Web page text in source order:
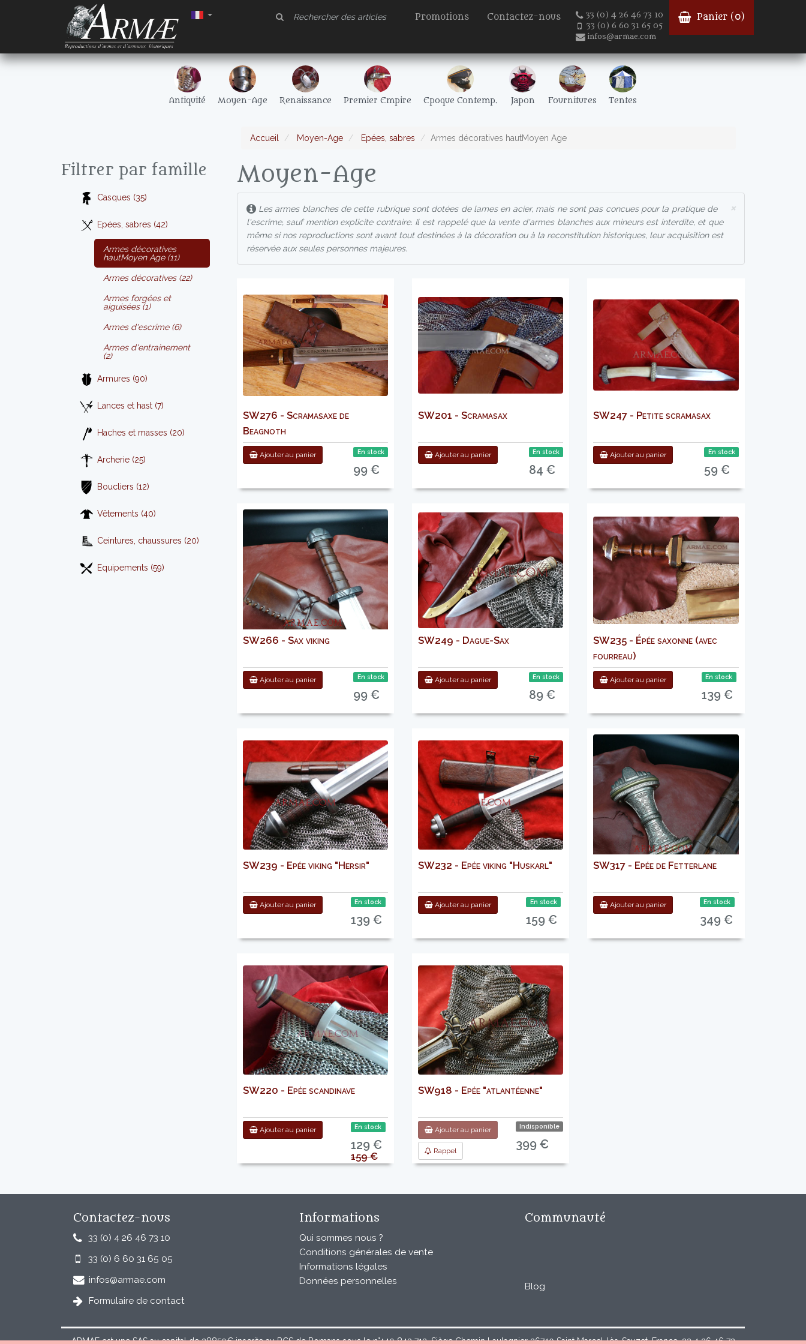
Promotions Contactez-nous
33 (0) 4 26 46 73 10
33 (0) 6 60 31 65 05
infos@armae.com
Panier ( 0)
Antiquité Moyen-Age Renaissance Premier Empire Epoque Contemp. Japon Fournitures Tentes
Accueil Moyen-Age Epées, sabres Armes décoratives hautMoyen Age
Filtrer par famille
Casques (35)
Epées, sabres (42)
Armes décoratives
hautMoyen Age (11)
Armes décoratives (22)
Armes forgées et
aiguisées (1)
Armes d'escrime (6)
Armes d'entrainement
(2)
Armures (90)
Lances et hast (7)
Haches et masses (20)
Archerie (25)
Boucliers (12)
Vêtements (40)
Ceintures, chaussures (20)
Equipements (59)
Moyen-Age
×
Les armes blanches de cette rubrique sont dotées de lames en acier, mais ne sont pas concues pour la pratique de
l'escrime, sauf mention explicite contraire. Il est rappelé que la vente d'armes blanches aux mineurs est interdite, et que
même si nos reproductions sont avant tout destinées à la décoration ou à la reconstitution historiques, leur acquisition est
réservée aux seules personnes majeures.
SW276 - Scramasaxe de
Beagnoth
Ajouter au panier En stock
99 €
SW201 - Scramasax
Ajouter au panier En stock
84 €
SW247 - Petite scramasax
Ajouter au panier En stock
59 €
SW266 - Sax viking
Ajouter au panier En stock
99 €
SW249 - Dague-Sax
Ajouter au panier En stock
89 €
SW235 - Épée saxonne (avec
fourreau)
Ajouter au panier En stock
139 €
SW239 - Epée viking "Hersir"
Ajouter au panier En stock
139 €
SW232 - Epée viking "Huskarl"
Ajouter au panier En stock
159 €
SW317 - Epée de Fetterlane
Ajouter au panier En stock
349 €
SW220 - Epée scandinave
Ajouter au panier En stock
129 €
159 €
SW918 - Epée "atlantéenne"
Ajouter au panier
Rappel
Indisponible
399 €
Contactez-nous
33 (0) 4 26 46 73 10
33 (0) 6 60 31 65 05
infos@armae.com
Formulaire de contact
Informations
Qui sommes nous ?
Conditions générales de vente
Informations légales
Données personnelles
Communauté
Blog
ARMAE est une SAS au capital de 28850€ inscrite au RCS de Romans sous le n°440 843 712. Siège Chemin Laulagnier 26740 Saint Marcel-lès-Sauzet, France, 33 4 26 46 73